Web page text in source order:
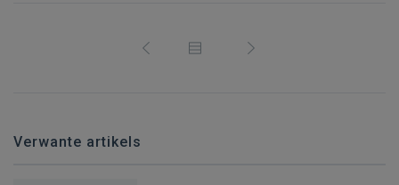
Verwante artikels